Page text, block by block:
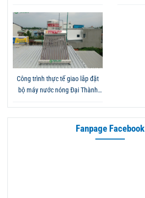
- Đội ngũ kỹ thuật lắp đặt đúng
quy trình, an toàn
Công trình thực tế giao lắp đặt
bộ máy nước nóng Đại Thành
và độ bền caoFanpage Facebook